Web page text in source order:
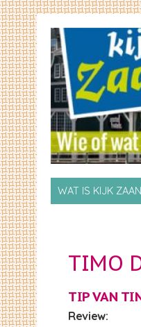
WAT IS KIJK
TIMO
TIP VAN
Review: